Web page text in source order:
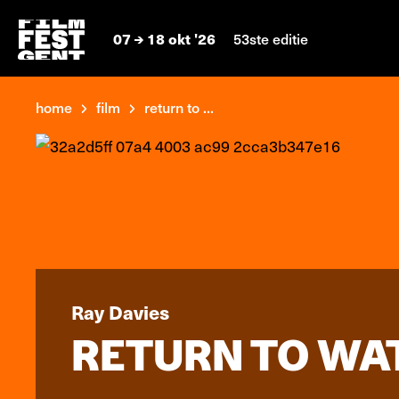
07 18 okt '26 53ste editie
home film return to ...
Ray Davies
RETURN TO